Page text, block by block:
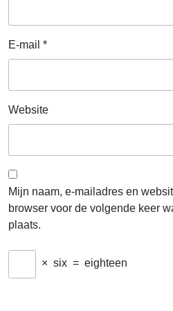
E-mail *
Website
Mijn naam, e-mailadres en
browser voor de volgende keer
plaats.
× six = eighteen